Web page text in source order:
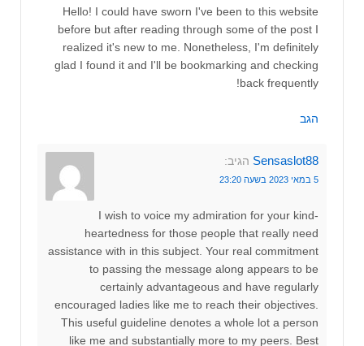
Hello! I could have sworn I've been to this website
before but after reading through some of the post I
realized it's new to me. Nonetheless, I'm definitely
glad I found it and I'll be bookmarking and checking
back frequently!
הגב
Sensaslot88 הגיב:
5 במאי 2023 בשעה 23:20
I wish to voice my admiration for your kind-
heartedness for those people that really need
assistance with in this subject. Your real commitment
to passing the message along appears to be
certainly advantageous and have regularly
encouraged ladies like me to reach their objectives.
This useful guideline denotes a whole lot a person
like me and substantially more to my peers. Best